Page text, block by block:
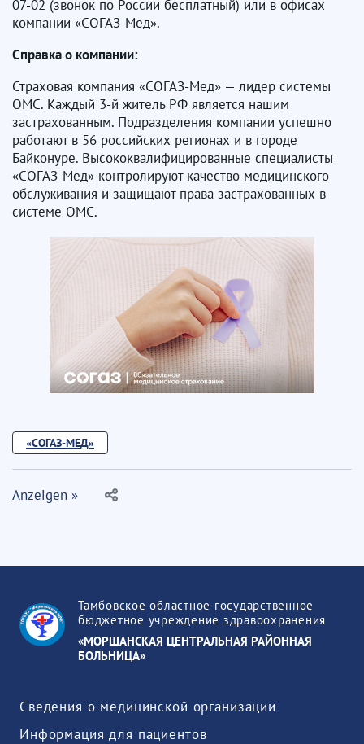
07-02 (звонок по России бесплатный) или в офисах
компании «СОГАЗ-Мед».
Справка о компании:
Страховая компания «СОГАЗ-Мед» — лидер системы
ОМС. Каждый 3-й житель РФ является нашим
застрахованным. Подразделения компании успешно
работают в 56 российских регионах и в городе
Байконуре. Высококвалифицированные специалисты
«СОГАЗ-Мед» контролируют качество медицинского
обслуживания и защищают права застрахованных в
системе ОМС.
«СОГАЗ-МЕД»
Anzeigen »
Тамбовское областное государственное
бюджетное учреждение здравоохранения
«МОРШАНСКАЯ ЦЕНТРАЛЬНАЯ РАЙОННАЯ
БОЛЬНИЦА»
Сведения о медицинской организации
Информация для пациентов